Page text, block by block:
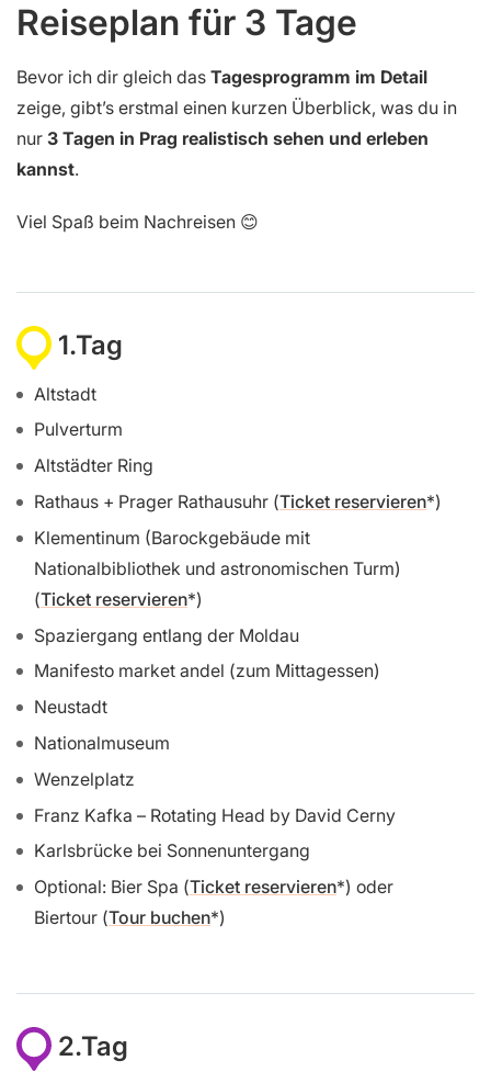
Reiseplan für 3 Tage
Bevor ich dir gleich das Tagesprogramm im Detail
zeige, gibt’s erstmal einen kurzen Überblick, was du in
nur 3 Tagen in Prag realistisch sehen und erleben
kannst.
Viel Spaß beim Nachreisen 😊
1.Tag
Altstadt
Pulverturm
Altstädter Ring
Rathaus + Prager Rathausuhr (Ticket reservieren )
Klementinum (Barockgebäude mit
Nationalbibliothek und astronomischen Turm)
(Ticket reservieren )
Spaziergang entlang der Moldau
Manifesto market andel (zum Mittagessen)
Neustadt
Nationalmuseum
Wenzelplatz
Franz Kafka – Rotating Head by David Cerny
Karlsbrücke bei Sonnenuntergang
Optional: Bier Spa (Ticket reservieren ) oder
Biertour (Tour buchen )
2.Tag